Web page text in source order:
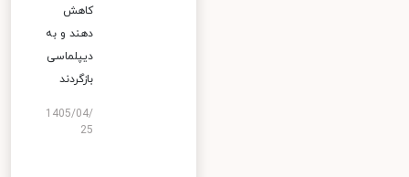
کاهش
دهند و به
دیپلماسی
بازگردند
1405/04/
25